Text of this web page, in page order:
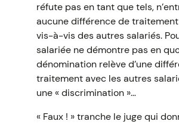
réfute pas en tant que tels,
aucune différence de
vis-à-vis des autres salariés.
salariée ne démontre pas en
dénomination relève d’une
traitement avec les autres
une « discrimination »…
« Faux ! » tranche le juge qui